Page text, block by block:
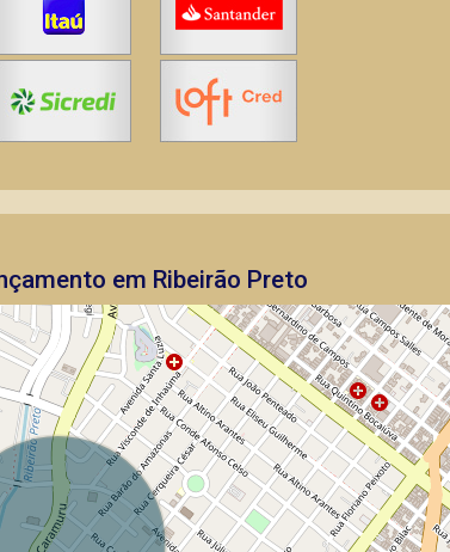
em Ribeirão Preto